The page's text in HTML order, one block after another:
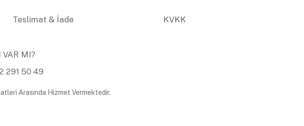
Teslimat & İade KVKK
VAR MI?
291 50 49
Arasında Hizmet Vermektedir.